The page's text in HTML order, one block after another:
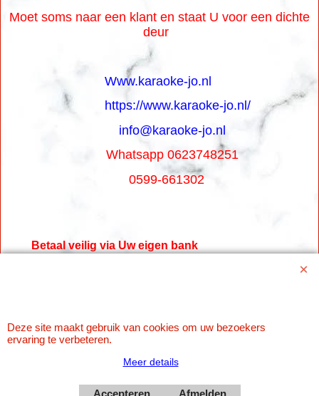
Moet soms naar een klant en staat U voor een dichte
deur
Www.karaoke-jo.nl
https://www.karaoke-jo.nl/
info@karaoke-jo.nl
Whatsapp 0623748251
0599-661302
Betaal veilig via Uw eigen bank
Deze site maakt gebruik van cookies om uw bezoekers
ervaring te verbeteren.
Meer details
Accepteren Afmelden